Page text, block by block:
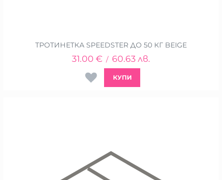
ТРОТИНЕТКА SPEEDSTER ДО 50 КГ BEIGE
31.00 € / 60.63 лв.
КУПИ